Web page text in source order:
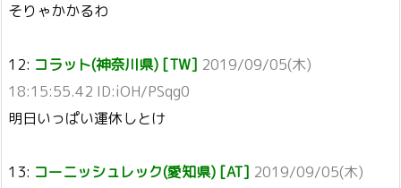
そりゃかかるわ
12: コラット(神奈川県) [TW] 2019/09/05(木)
18:15:55.42 ID:iOH/PSqg0
明日いっぱい運休しとけ
13: コーニッシュレック(愛知県) [AT] 2019/09/05(木)